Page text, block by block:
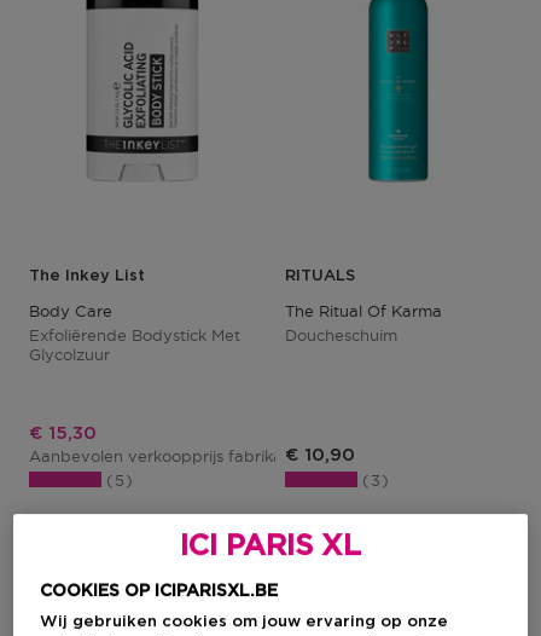
The Inkey List
Body Care
Exfoliërende Bodystick Met
Glycolzuur
Kortingsprijs
€ 15,30
Aanbevolen verkoopprijs fabrikant € 17,00
5
RITUALS
The Ritual Of Karma
Doucheschuim
€ 10,90
3
ICI PARIS XL
COOKIES OP ICIPARISXL.BE
Wij gebruiken cookies om jouw ervaring op onze